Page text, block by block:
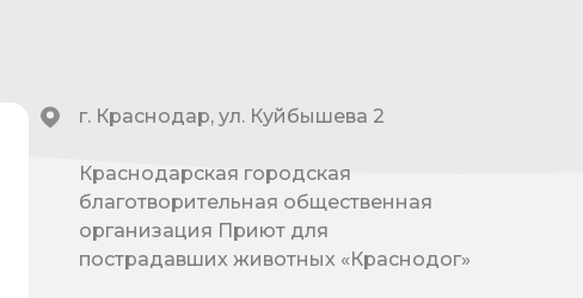
г. Краснодар, ул. Куйбышева 2
Краснодарская городская
благотворительная общественная
организация Приют для
пострадавших животных «Краснодог»